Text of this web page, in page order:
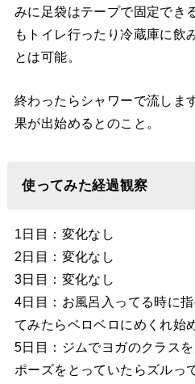
みに足袋はテープで固定でき
もトイレ行ったり冷蔵庫に飲
とは可能。
終わったらシャワーで流しま
果が出始めるとのこと。
使ってみた経過観察
1日目：変化なし
2日目：変化なし
3日目：変化なし
4日目：お風呂入ってる時に
てみたらベロベロにめくれ始
5日目：ジムでヨガのクラス
ポーズをとっていたらズルっ